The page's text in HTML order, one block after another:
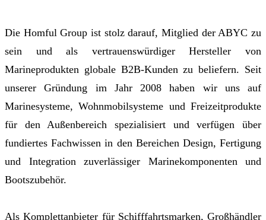
Die Homful Group ist stolz darauf, Mitglied der ABYC zu
sein und als vertrauenswürdiger Hersteller von
Marineprodukten globale B2B-Kunden zu beliefern. Seit
unserer Gründung im Jahr 2008 haben wir uns auf
Marinesysteme, Wohnmobilsysteme und Freizeitprodukte
für den Außenbereich spezialisiert und verfügen über
fundiertes Fachwissen in den Bereichen Design, Fertigung
und Integration zuverlässiger Marinekomponenten und
Bootszubehör.
Als Komplettanbieter für Schifffahrtsmarken, Großhändler